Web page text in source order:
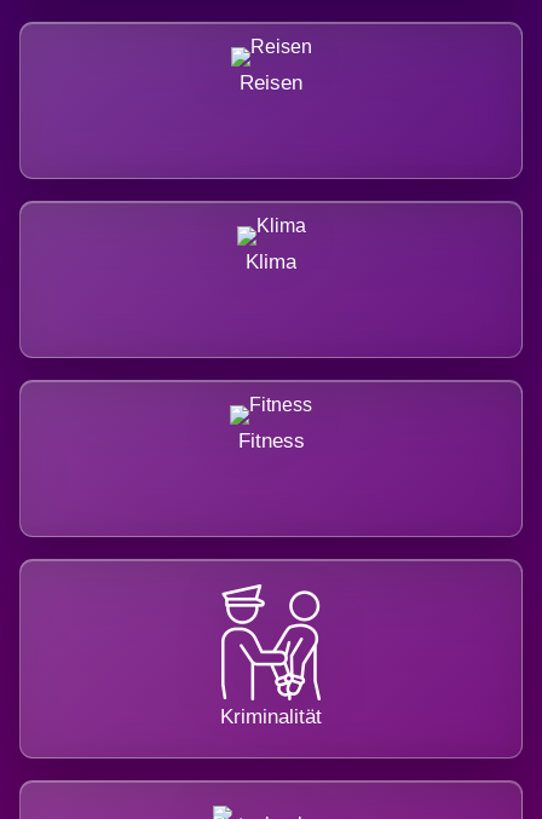
Reisen
Klima
Fitness
Kriminalität